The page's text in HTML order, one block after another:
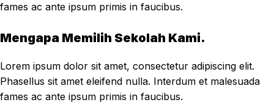
fames ac ante ipsum primis in faucibus.
Mengapa Memilih Sekolah Kami.
Lorem ipsum dolor sit amet, consectetur adipiscing elit.
Phasellus sit amet eleifend nulla. Interdum et malesuada
fames ac ante ipsum primis in faucibus.